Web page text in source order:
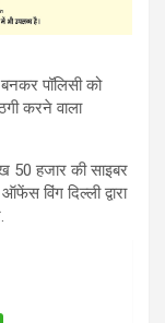
पॉलिसी को
करने वाला
50 हजार की साइबर
विंग दिल्ली द्वारा